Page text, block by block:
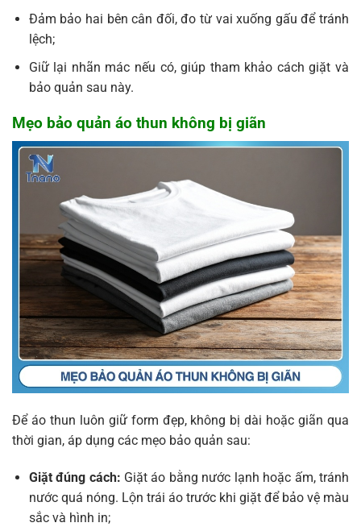
Đảm bảo hai bên cân đối, đo từ vai xuống gấu để tránh
lệch;
Giữ lại nhãn mác nếu có, giúp tham khảo cách giặt và
bảo quản sau này.
Mẹo bảo quản áo thun không bị giãn
Để áo thun luôn giữ form đẹp, không bị dài hoặc giãn qua
thời gian, áp dụng các mẹo bảo quản sau:
Giặt đúng cách: Giặt áo bằng nước lạnh hoặc ấm, tránh
nước quá nóng. Lộn trái áo trước khi giặt để bảo vệ màu
sắc và hình in;